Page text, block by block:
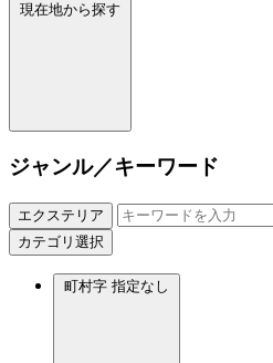
現在地から探す
ジャンル／キーワード
エクステリア
カテゴリ選択
町村字 指定なし